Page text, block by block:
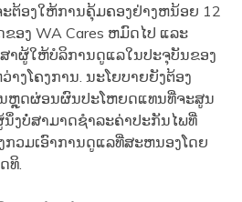
ຕ້ອງໃຫ້ການຄຸ້ມຄອງຢ່າງຫນ້ອຍ 12
ອງ WA Cares ຫມົດໄປ ແລະ
າຜູ້ໃຫ້ບໍລິການດູແລໃນປະຈຸບັນຂອງ
າງໂຄງການ. ນະໂຍບາຍຍັງຕ້ອງ
ຫຼຸດຜ່ອນຜົນປະໂຫຍດແທນທີ່ຈະສູນ
ງບໍ່ສາມາດຊໍາລະຄ່າປະກັນໄພທີ່
ກວມເອົາການດູແລທີ່ສະຫນອງໂດຍ
ທິ.